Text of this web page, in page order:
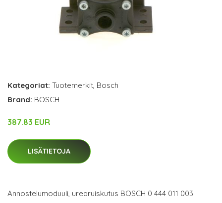
Kategoriat: Tuotemerkit, Bosch
Brand: BOSCH
387.83 EUR
LISÄTIETOJA
Annostelumoduuli, urearuiskutus BOSCH 0 444 011 003